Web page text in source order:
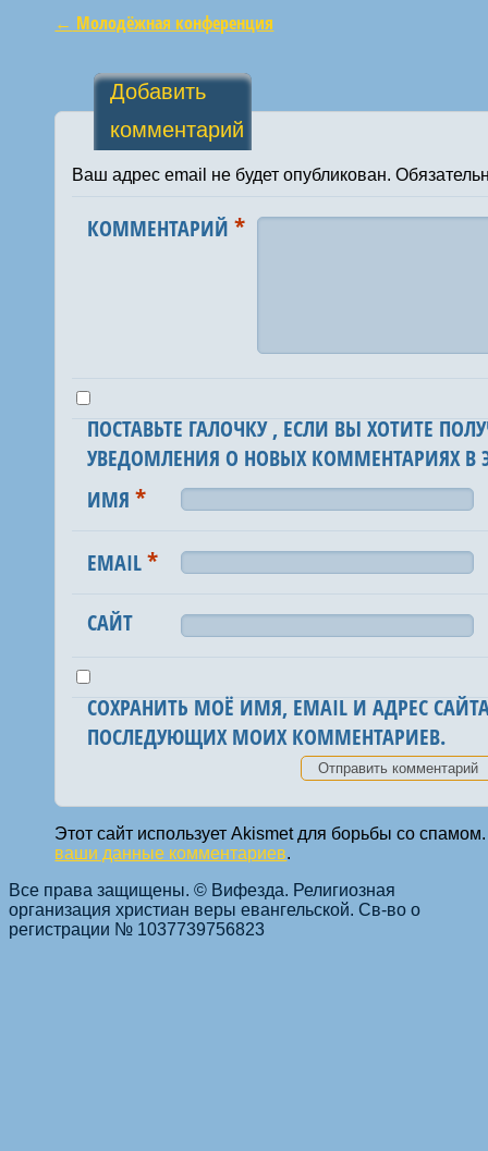
Навигация по статьям
← Молодёжная конференция
Добавить
комментарий
Ваш адрес email не будет опубликован.
КОММЕНТАРИЙ*
ПОСТАВЬТЕ ГАЛОЧКУ , ЕСЛИ ВЫ ХОТИТЕ
УВЕДОМЛЕНИЯ О НОВЫХ КОММЕНТАРИЯХ В
ИМЯ*
EMAIL*
САЙТ
СОХРАНИТЬ МОЁ ИМЯ, EMAIL И АДРЕС
ПОСЛЕДУЮЩИХ МОИХ КОММЕНТАРИЕВ.
Этот сайт использует Akismet для борьбы со
ваши данные комментариев.
Все права защищены. © Вифезда. Религиозная
организация христиан веры евангельской. Св-во о
регистрации № 1037739756823